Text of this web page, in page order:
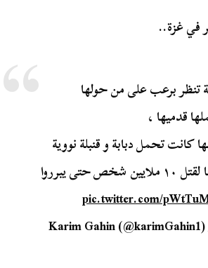
في غزة..
تنظر برعب على من حولها
قدميها ،
كانت تحمل دبابة و قنبلة نووية
وكانت فى طريقها لقتل ١٠ ملايين شخص حتى يبرروا
pic.twitter.com/